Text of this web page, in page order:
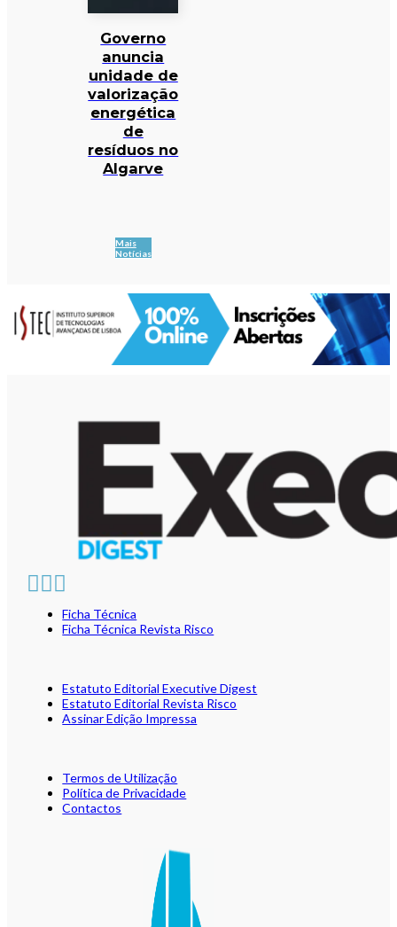
Governo
anuncia
unidade de
valorização
energética
de
resíduos no
Algarve
Mais
Notícias
Ficha Técnica
Ficha Técnica Revista Risco
Estatuto Editorial Executive Digest
Estatuto Editorial Revista Risco
Assinar Edição Impressa
Termos de Utilização
Política de Privacidade
Contactos